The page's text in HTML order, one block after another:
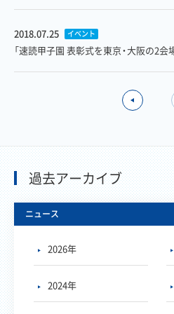
2018.07.25 イベント
「速読甲子園 表彰式を東京・大阪の2会
過去アーカイブ
ニュース
2026年
2024年